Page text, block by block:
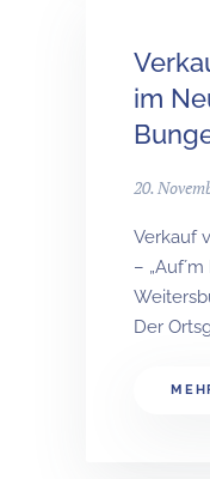
im
20.
Verkauf
–
Der